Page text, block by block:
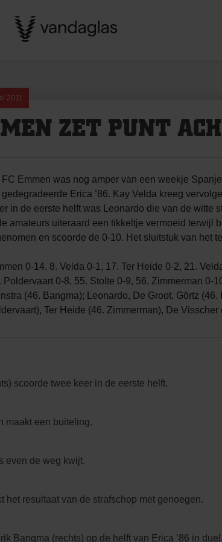
2011
ZET PUNT
FC Emmen was nog amper van een weekje
Erica ’86. Kay Velda kreeg
in de eerste helft was Leonardo die van de witte
amateurs uiteraard een tikkeltje vermoeid
en scoorde de 0-10. Het sluitstuk van het
0-14. 8. Velda 0-1, 17. Ter Heide 0-2, 21.
Poldervaart 0-8, 55. Stolte 0-9, 56. Zimmerman 0-
(46. Bangma); Leonardo, De Groot, Görtz
Ter Heide (46. Zimmerman), De Visscher
scoorde twee keer in de eerste helft.
maakt een buiteling.
even de weg kwijt.
het resultaat van de strafschop met genoegen.
Bangma (rechts) op de helft van Erica ’86 in duel.